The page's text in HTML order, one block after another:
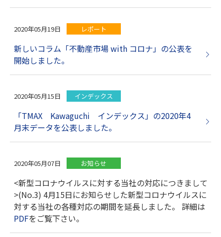
2020年05月19日 レポート
新しいコラム「不動産市場 with コロナ」の公表を
開始しました。
2020年05月15日 インデックス
「TMAX Kawaguchi インデックス」の2020年4
月末データを公表しました。
2020年05月07日 お知らせ
<新型コロナウイルスに対する当社の対応につきまして
>(No.3) 4月15日にお知らせした新型コロナウイルスに
対する当社の各種対応の期間を延長しました。 詳細は
PDFをご覧下さい。